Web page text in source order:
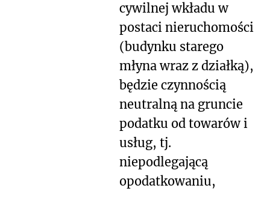
cywilnej wkładu w
postaci nieruchomości
(budynku starego
młyna wraz z działką),
będzie czynnością
neutralną na gruncie
podatku od towarów i
usług, tj.
niepodlegającą
opodatkowaniu,